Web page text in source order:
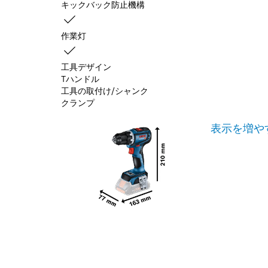
キックバック防止機構
作業灯
工具デザイン
Tハンドル
工具の取付け/シャンク
クランプ
表示を増や